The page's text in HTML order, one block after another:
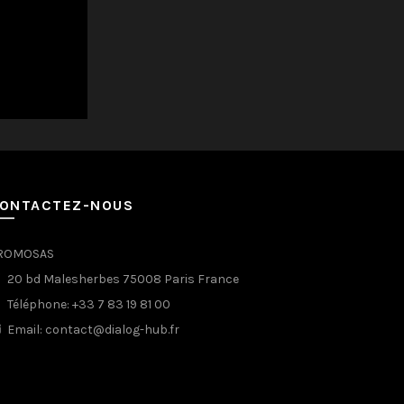
NOUS
20 bd Malesherbes 75008 Paris France
Téléphone: +33 7 83 19 81 00
Email: contact@dialog-hub.fr